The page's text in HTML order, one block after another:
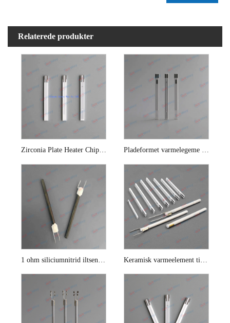
Relaterede produkter
Zirconia Plate Heater Chip til iltføler Pladeformet varmelegeme til lambdasonde